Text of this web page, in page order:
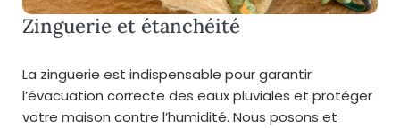
Zinguerie et étanchéité
La zinguerie est indispensable pour garantir
l’évacuation correcte des eaux pluviales et protéger
votre maison contre l’humidité. Nous posons et